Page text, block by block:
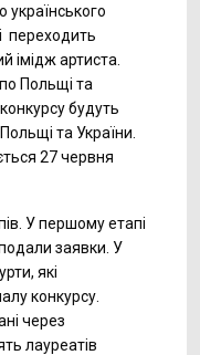
українського
переходить
імідж артиста.
Польщі та
будуть
та України.
27 червня
У першому етапі
подали заявки. У
які
конкурсу.
через
лауреатів